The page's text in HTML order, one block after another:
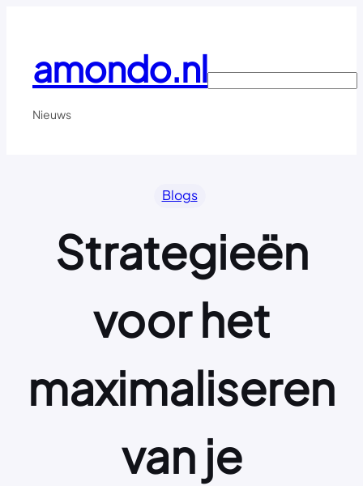
inhoudamondo.nl
Nieuws
Search
Blogs
Strategieën
voor het
maximaliseren
van je